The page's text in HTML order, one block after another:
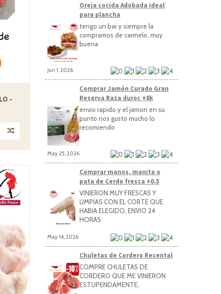
-
Oreja cocida Adobada ideal
para plancha
tengo un bar y siempre la
compramos de carmelo, muy
buena
Jun 1, 2026
Comprar Jamón Curado Gran
Reserva Raza duroc +8k
envio rapido y el jamon en su
punto nos gusto mucho lo
recomiendo
May 25, 2026
Comprar manos, manita o
pata de Cerdo fresca +0.5
VINIERON MUY FRESCAS Y
LIMPIAS CON EL CORTE QUE
HABIA ELEGIDO, ENVIO 24
HORAS
May 14, 2026
Chuletas de Cordero Recental
COMPRE CHULETAS DE
CORDERO QUE ME VINIERON
ESTUPENDAMENTE,